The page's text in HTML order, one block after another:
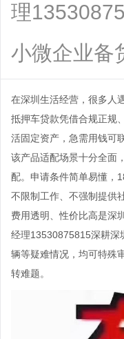
理
小微企业备
在深圳生活经营，很多人
抵押车贷款凭借合规正规
活固定资产，急需用钱可
该产品适配场景十分全面
配。申请条件简单易懂，
不限制工作、不强制提供
费用透明、性价比高是深
经理13530875815深耕深
辆等疑难情况，均可特殊
转难题。